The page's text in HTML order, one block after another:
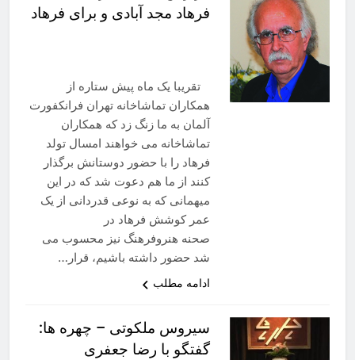
فرهاد مجد آبادی و برای فرهاد
تقریبا یک ماه پیش ستاره از
همکاران تماشاخانه تهران فرانکفورت
آلمان به ما زنگ زد که همکاران
تماشاخانه می خواهند امسال تولد
فرهاد را با حضور دوستانش برگذار
کنند از ما هم دعوت شد که در این
میهمانی که به نوعی قدردانی از یک
عمر کوشش فرهاد در
صحنه هنروفرهنگ نیز محسوب می
شد حضور داشته باشیم، قرار…
ادامه مطلب
سیروس ملکوتی – چهره ها:
گفتگو با رضا جعفری